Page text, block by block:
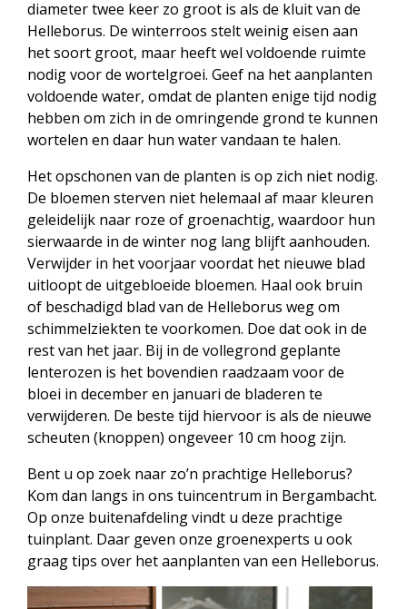
diameter twee keer zo groot is als de kluit van de
Helleborus. De winterroos stelt weinig eisen aan
het soort groot, maar heeft wel voldoende ruimte
nodig voor de wortelgroei. Geef na het aanplanten
voldoende water, omdat de planten enige tijd nodig
hebben om zich in de omringende grond te kunnen
wortelen en daar hun water vandaan te halen.
Het opschonen van de planten is op zich niet nodig.
De bloemen sterven niet helemaal af maar kleuren
geleidelijk naar roze of groenachtig, waardoor hun
sierwaarde in de winter nog lang blijft aanhouden.
Verwijder in het voorjaar voordat het nieuwe blad
uitloopt de uitgebloeide bloemen. Haal ook bruin
of beschadigd blad van de Helleborus weg om
schimmelziekten te voorkomen. Doe dat ook in de
rest van het jaar. Bij in de vollegrond geplante
lenterozen is het bovendien raadzaam voor de
bloei in december en januari de bladeren te
verwijderen. De beste tijd hiervoor is als de nieuwe
scheuten (knoppen) ongeveer 10 cm hoog zijn.
Bent u op zoek naar zo’n prachtige Helleborus?
Kom dan langs in ons tuincentrum in Bergambacht.
Op onze buitenafdeling vindt u deze prachtige
tuinplant. Daar geven onze groenexperts u ook
graag tips over het aanplanten van een Helleborus.